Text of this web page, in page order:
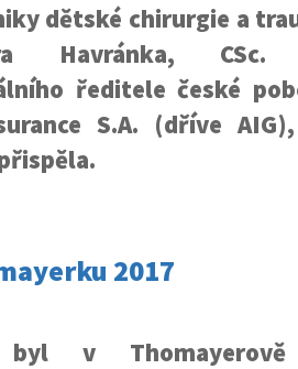
dětské chirurgie a
Havránka,
ředitele české
S.A. (dříve
2017
v Thomayerově